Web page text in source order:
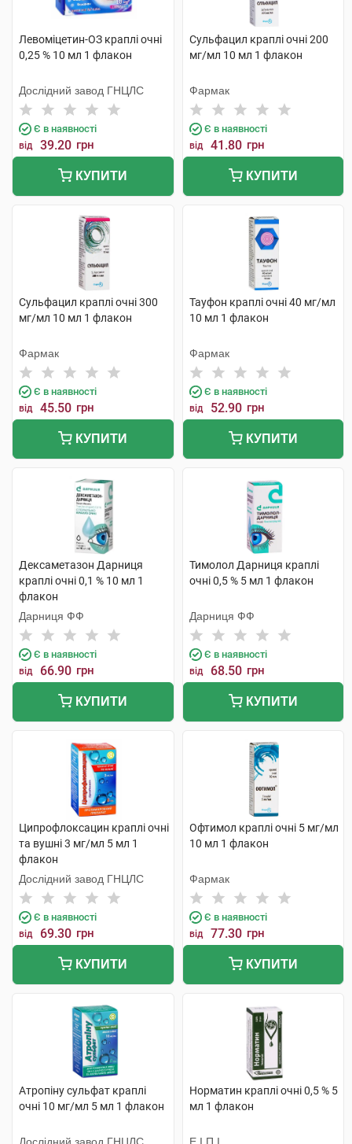
Левоміцетин-ОЗ краплі очні
0,25 % 10 мл 1 флакон
Дослідний завод ГНЦЛС
Є в наявності
від 39.20 грн
КУПИТИ
Сульфацил краплі очні 200
мг/мл 10 мл 1 флакон
Фармак
Є в наявності
від 41.80 грн
КУПИТИ
Сульфацил краплі очні 300
мг/мл 10 мл 1 флакон
Фармак
Є в наявності
від 45.50 грн
КУПИТИ
Тауфон краплі очні 40 мг/мл
10 мл 1 флакон
Фармак
Є в наявності
від 52.90 грн
КУПИТИ
Дексаметазон Дарниця
краплі очні 0,1 % 10 мл 1
флакон
Дарниця ФФ
Є в наявності
від 66.90 грн
КУПИТИ
Тимолол Дарниця краплі
очні 0,5 % 5 мл 1 флакон
Дарниця ФФ
Є в наявності
від 68.50 грн
КУПИТИ
Ципрофлоксацин краплі очні
та вушні 3 мг/мл 5 мл 1
флакон
Дослідний завод ГНЦЛС
Є в наявності
від 69.30 грн
КУПИТИ
Офтимол краплі очні 5 мг/мл
10 мл 1 флакон
Фармак
Є в наявності
від 77.30 грн
КУПИТИ
Атропіну сульфат краплі
очні 10 мг/мл 5 мл 1 флакон
Норматин краплі очні 0,5 % 5
мл 1 флакон